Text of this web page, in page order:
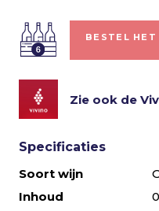
BESTEL HET
Zie ook de
Specificaties
Soort wijn
Inhoud